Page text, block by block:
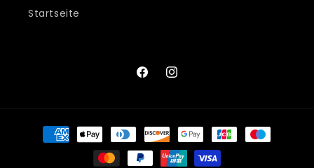
Startseite
FacebookInstagram
Payment
methods